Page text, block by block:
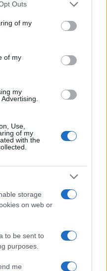
uses one or more Google
You may click to
its third-party tags to
purposes in below Google
Outs
of my
of my
my
Use,
of my
with the
storage
on web or
to be sent to
purposes.
me
και είδε σφαγμένα